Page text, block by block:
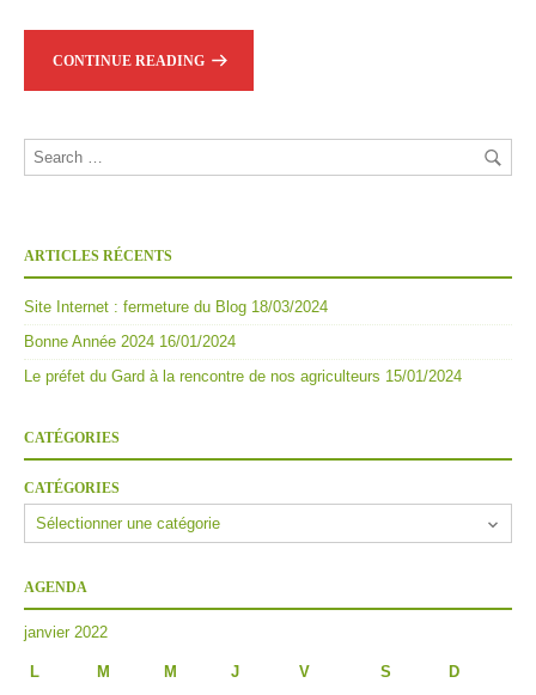
CONTINUE READING
ARTICLES RÉCENTS
Site Internet : fermeture du Blog 18/03/2024
Bonne Année 2024 16/01/2024
Le préfet du Gard à la rencontre de nos agriculteurs 15/01/2024
CATÉGORIES
CATÉGORIES
AGENDA
janvier 2022
L M M J V S D